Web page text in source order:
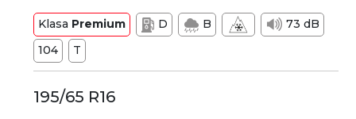
Klasa Premium D B
73 dB
104
T
195/65 R16